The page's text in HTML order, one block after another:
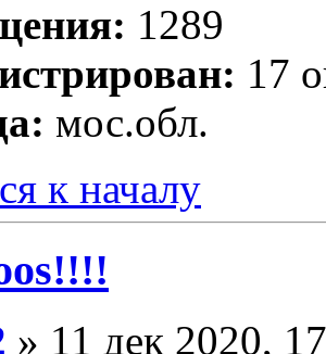
1289
17
мос.обл.
к началу
» 11 дек 2020,